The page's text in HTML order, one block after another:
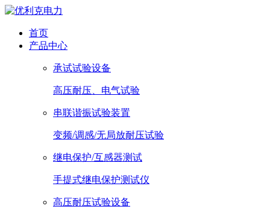
首页
产品中心
承试试验设备
高压耐压、电气试验
串联谐振试验装置
变频/调感/无局放耐压试验
继电保护/互感器测试
手提式继电保护测试仪
高压耐压试验设备